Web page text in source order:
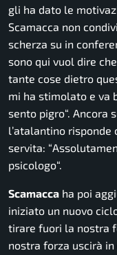
gli ha dato le
Scamacca non
scherza su in
sono qui vuol dire
tante cose dietro
mi ha stimolato e va
sento pigro“. Ancora
l’atalantino risponde
servita: “
psicologo“.
Scamacca ha poi
iniziato un nuovo
tirare fuori la nostra
nostra forza uscirà in